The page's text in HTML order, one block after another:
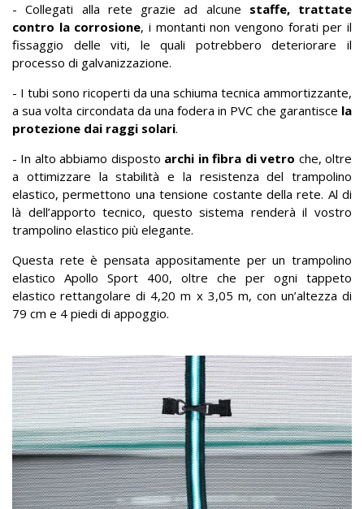
- Collegati alla rete grazie ad alcune staffe, trattate
contro la corrosione, i montanti non vengono forati per il
fissaggio delle viti, le quali potrebbero deteriorare il
processo di galvanizzazione.
- I tubi sono ricoperti da una schiuma tecnica ammortizzante,
a sua volta circondata da una fodera in PVC che garantisce la
protezione dai raggi solari.
- In alto abbiamo disposto archi in fibra di vetro che, oltre
a ottimizzare la stabilità e la resistenza del trampolino
elastico, permettono una tensione costante della rete. Al di
là dell’apporto tecnico, questo sistema renderà il vostro
trampolino elastico più elegante.
Questa rete è pensata appositamente per un trampolino
elastico Apollo Sport 400, oltre che per ogni tappeto
elastico rettangolare di 4,20 m x 3,05 m, con un’altezza di
79 cm e 4 piedi di appoggio.